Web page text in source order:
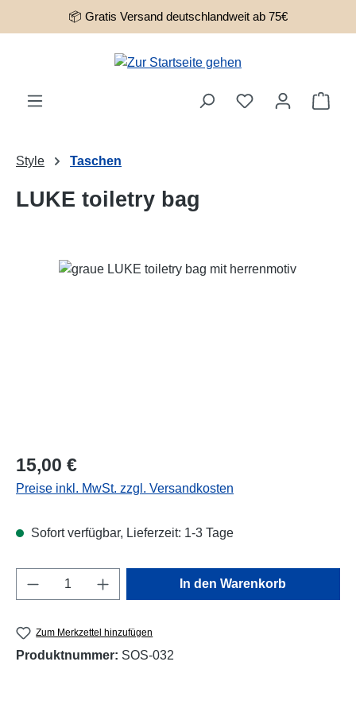
Zum Hauptinhalt springen
📦 Gratis Versand deutschlandweit ab 75€
Style Taschen
LUKE toiletry bag
Bildergalerie überspringen
Regulärer Preis:
15,00 €
Preise inkl. MwSt. zzgl. Versandkosten
Sofort verfügbar, Lieferzeit: 1-3 Tage
Produkt Anzahl: Gib den gewünschten
In den Warenkorb
Zum Merkzettel hinzufügen
Produktnummer: SOS-032